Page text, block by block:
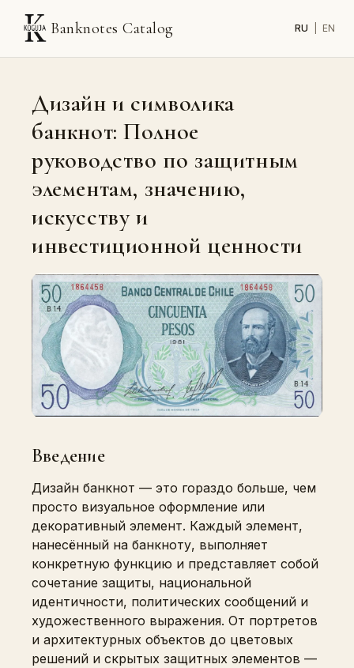
Banknotes Catalog RU EN
Дизайн и символика
банкнот: Полное
руководство по защитным
элементам, значению,
искусству и
инвестиционной ценности
Введение
Дизайн банкнот — это гораздо больше, чем
просто визуальное оформление или
декоративный элемент. Каждый элемент,
нанесённый на банкноту, выполняет
конкретную функцию и представляет собой
сочетание защиты, национальной
идентичности, политических сообщений и
художественного выражения. От портретов
и архитектурных объектов до цветовых
решений и скрытых защитных элементов —